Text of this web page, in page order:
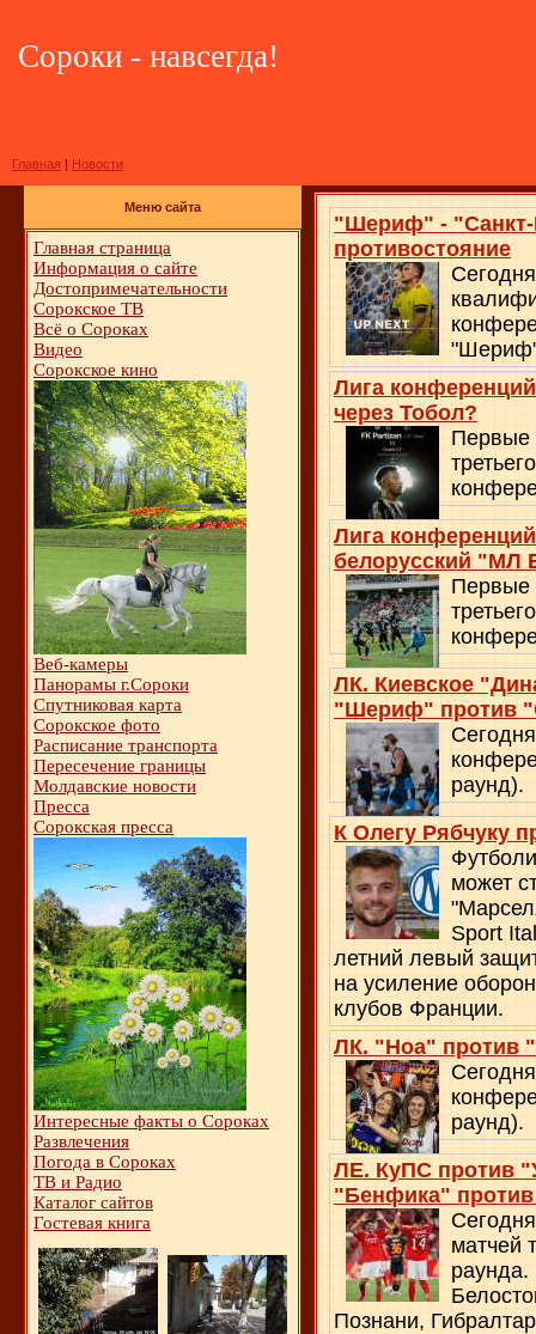
Сороки - навсегда!
Главная | Новости
Меню сайта
Главная страница
Информация о сайте
Достопримечательности
Сорокское ТВ
Всё о Сороках
Видео
Сорокское кино
Веб-камеры
Панорамы г.Сороки
Спутниковая карта
Сорокское фото
Расписание транспорта
Пересечение границы
Молдавские новости
Пресса
Сорокская пресса
Интересные факты о Сороках
Развлечения
Погода в Сороках
ТВ и Радио
Каталог сайтов
Гостевая книга
"Шериф" - "Санкт-
противостояние
"Шериф"
Лига
через Тобол?
Первые
Лига
белорусский "МЛ
Первые
ЛК. Киевское
"Шериф" против
раунд).
К Олегу Рябчуку
может
Sport
летний левый
на усиление
клубов Франции.
ЛК. "Ноа" против
раунд).
ЛЕ. КуПС против
"Бенфика"
матчей
раунда.
Познани,